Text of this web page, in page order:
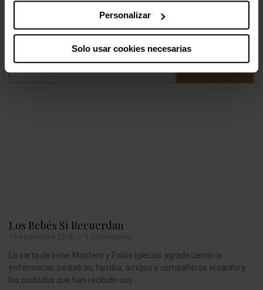
Personalizar
Solo usar cookies necesarias
Los Bebés Sí Recuerdan
La carta de Irene Montero y Pablo Iglesias agradeciendo a
enfermeras, pediatras, familia, amigos y compañeros el cariño y
los cuidados que han recibido sus